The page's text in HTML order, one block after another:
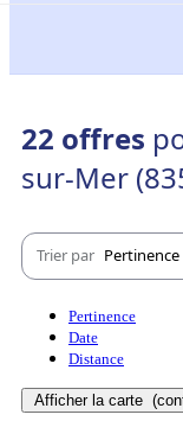
22 offres
sur-Mer
Trier par Pertinence
Pertinence
Date
Distance
Afficher la carte